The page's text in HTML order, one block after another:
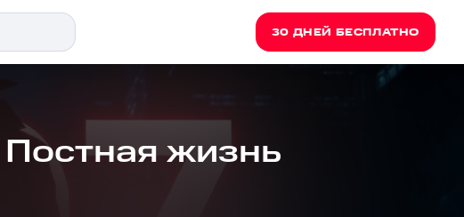
30 ДНЕЙ БЕСПЛАТНО
жизнь